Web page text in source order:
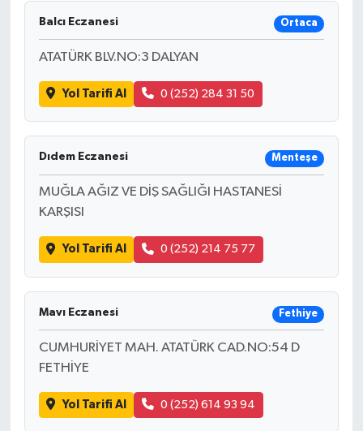
Balcı Eczanesi Ortaca
ATATÜRK BLV.NO:3 DALYAN
Yol Tarifi Al 0 (252) 284 31 50
Dıdem Eczanesi Menteşe
MUĞLA AĞIZ VE DİŞ SAĞLIĞI HASTANESİ
KARŞISI
Yol Tarifi Al 0 (252) 214 75 77
Mavı Eczanesi Fethiye
CUMHURİYET MAH. ATATÜRK CAD.NO:54 D
FETHİYE
Yol Tarifi Al 0 (252) 614 93 94